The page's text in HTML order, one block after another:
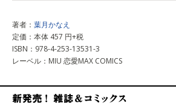
著者： 葉月かなえ
定価：本体 457 円+税
ISBN：978-4-253-13531-3
レーベル：MIU 恋愛MAX COMICS